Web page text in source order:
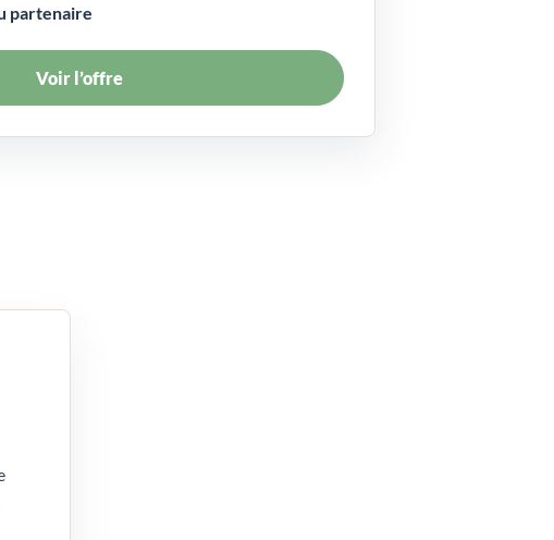
partenaire
Voir l’offre